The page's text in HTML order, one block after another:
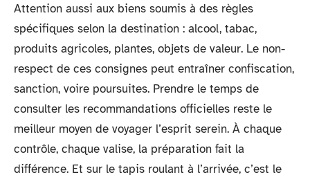
Attention aussi aux biens soumis à des règles
spécifiques selon la destination : alcool, tabac,
produits agricoles, plantes, objets de valeur. Le non-
respect de ces consignes peut entraîner confiscation,
sanction, voire poursuites. Prendre le temps de
consulter les recommandations officielles reste le
meilleur moyen de voyager l’esprit serein. À chaque
contrôle, chaque valise, la préparation fait la
différence. Et sur le tapis roulant à l’arrivée, c’est le